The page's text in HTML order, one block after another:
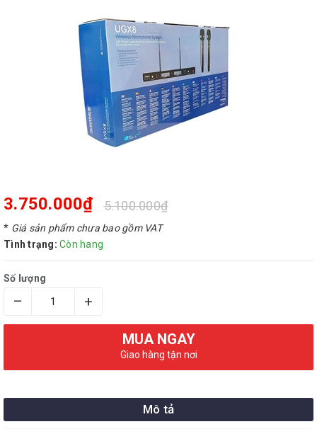
3.750.000₫ 5.100.000₫
* Giá sản phẩm chưa bao gồm VAT
Tình trạng: Còn hang
Số lượng
– +
MUA NGAY
Giao hàng tận nơi
Mô tả